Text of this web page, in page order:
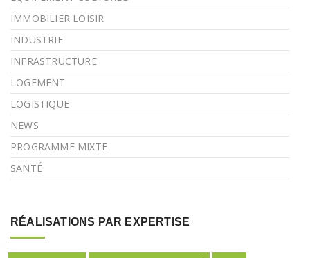
IMMOBILIER LOISIR
INDUSTRIE
INFRASTRUCTURE
LOGEMENT
LOGISTIQUE
NEWS
PROGRAMME MIXTE
SANTÉ
RÉALISATIONS PAR EXPERTISE